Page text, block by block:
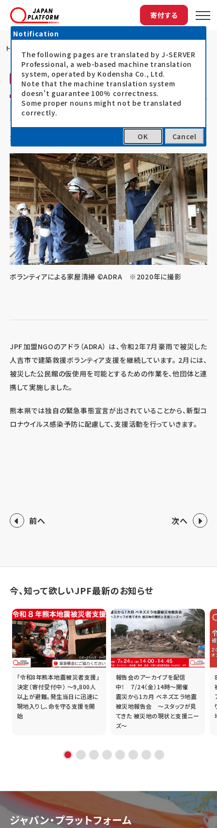
寄付する
トップ
活動レポート ADRA Japan（ADRA）
ADRAによる九州豪雨の被災地での公民館
復旧支援
21.02.19 2020年7月豪雨災害支援（令和2年7月豪雨）
ボランティアによる家屋清掃 ©ADRA ※2020年に撮影
JPF加盟NGOのアドラ（ADRA） は、令和2年7月豪雨で被災した
人吉市で建築救援ボランティア支援を継続しています。 2月には、
被災した公民館の仮使用を可能とするための作業を、他団体と連
携して実施しました。
熊本県では独自の緊急事態宣言が出されていることから、新型コ
ロナウイルス感染予防に配慮して、支援活動を行っていきます。
前へ 次へ
今、知って欲しいJPF最新のお知らせ
「令和8年熊本地震被災者支援」
決定（寄付受付中） ～9,800人
以上が避難。発生当日に迅速に
現地入りし、命を守る支援を開
始
報告会のアーカイブを配信
中！ 7/24（金）14時～開催
震災から1カ月 ベネズエラ地震
被災地報告会 ～スタッフが見
てきた 被災地の現状と支援ニー
ズ～
ジャパン・プラットフォーム
Notification
The following pages are translated by J-SERVER
Professional, a web-based machine translation
system, operated by Kodensha Co., Ltd.
Note that the machine translation system
doesn't guarantee 100% correctness.
Some proper nouns might not be translated
correctly.
OK Cancel